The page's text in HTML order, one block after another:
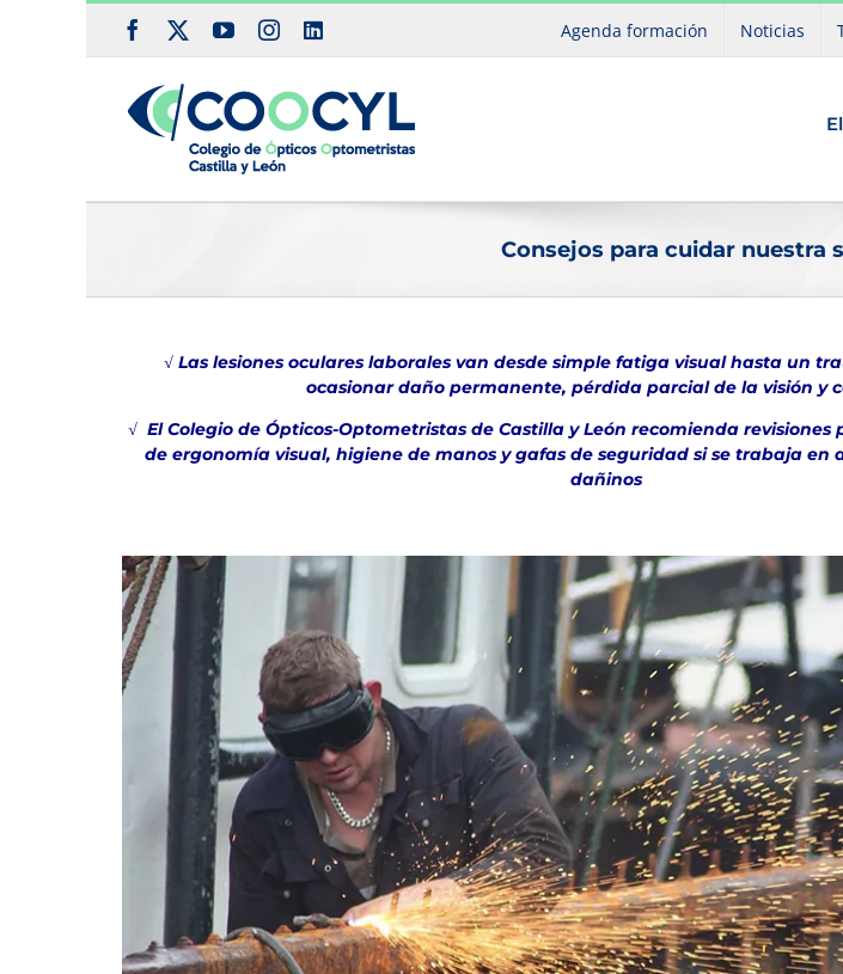
Facebook YouTubeInstagramLinkedIn Agenda formación Noticias
Consejos para cuidar nuestra
√ Las lesiones oculares laborales van desde simple fatiga visual hasta un
ocasionar daño permanente, pérdida parcial de la visión y
√ El Colegio de Ópticos-Optometristas de Castilla y León recomienda revisiones
de ergonomía visual, higiene de manos y gafas de seguridad si se trabaja en
dañinos